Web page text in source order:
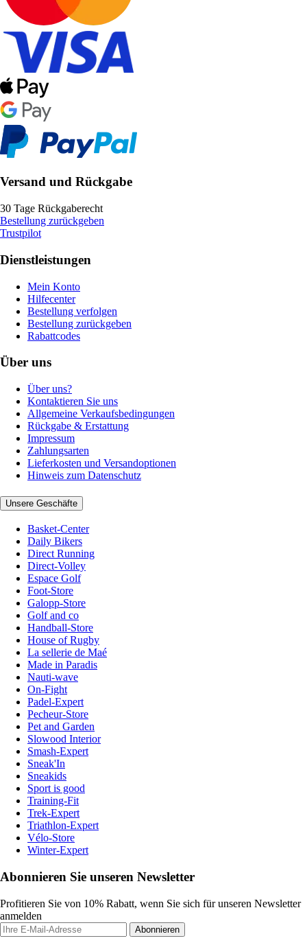
Versand und Rückgabe
30 Tage Rückgaberecht
Bestellung zurückgeben
Trustpilot
Dienstleistungen
Mein Konto
Hilfecenter
Bestellung verfolgen
Bestellung zurückgeben
Rabattcodes
Über uns
Über uns?
Kontaktieren Sie uns
Allgemeine Verkaufsbedingungen
Rückgabe & Erstattung
Impressum
Zahlungsarten
Lieferkosten und Versandoptionen
Hinweis zum Datenschutz
Unsere Geschäfte
Basket-Center
Daily Bikers
Direct Running
Direct-Volley
Espace Golf
Foot-Store
Galopp-Store
Golf and co
Handball-Store
House of Rugby
La sellerie de Maé
Made in Paradis
Nauti-wave
On-Fight
Padel-Expert
Pecheur-Store
Pet and Garden
Slowood Interior
Smash-Expert
Sneak'In
Sneakids
Sport is good
Training-Fit
Trek-Expert
Triathlon-Expert
Vélo-Store
Winter-Expert
Abonnieren Sie unseren Newsletter
Profitieren Sie von 10% Rabatt, wenn Sie sich für unseren Newsletter
anmelden
Abonnieren